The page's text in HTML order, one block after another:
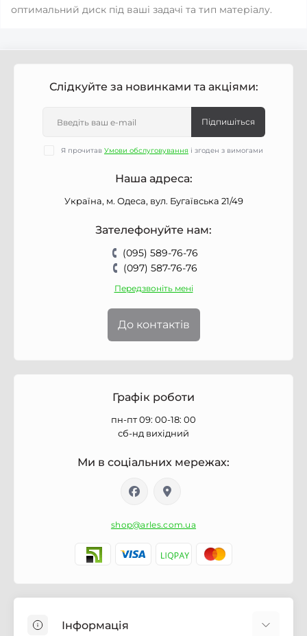
оптимальний диск під ваші задачі та тип матеріалу.
Слідкуйте за новинками та акціями:
Підпишіться
Я прочитав Умови обслуговування і згоден з вимогами
Наша адреса:
Україна, м. Одеса, вул. Бугаївська 21/49
Зателефонуйте нам:
(095) 589-76-76
(097) 587-76-76
Передзвоніть мені
До контактів
Графік роботи
пн-пт 09: 00-18: 00
сб-нд вихідний
Ми в соціальних мережах:
shop@arles.com.ua
Інформація